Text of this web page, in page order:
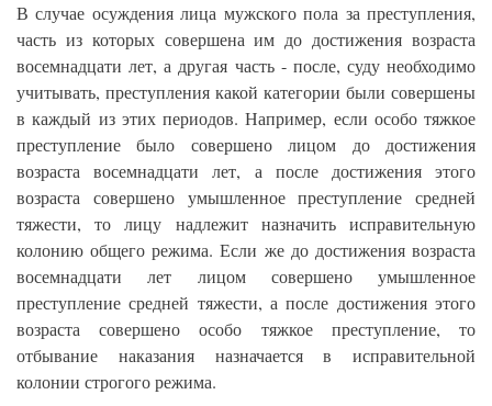
В случае осуждения лица мужского пола за преступления,
часть из которых совершена им до достижения возраста
восемнадцати лет, а другая часть - после, суду необходимо
учитывать, преступления какой категории были совершены
в каждый из этих периодов. Например, если особо тяжкое
преступление было совершено лицом до достижения
возраста восемнадцати лет, а после достижения этого
возраста совершено умышленное преступление средней
тяжести, то лицу надлежит назначить исправительную
колонию общего режима. Если же до достижения возраста
восемнадцати лет лицом совершено умышленное
преступление средней тяжести, а после достижения этого
возраста совершено особо тяжкое преступление, то
отбывание наказания назначается в исправительной
колонии строгого режима.